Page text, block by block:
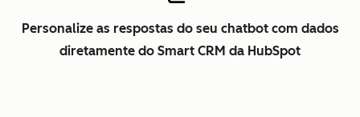
Personalize as respostas do seu chatbot com dados
diretamente do Smart CRM da HubSpot